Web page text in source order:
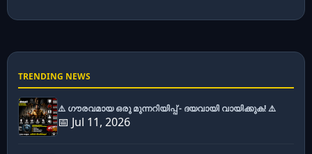
TRENDING NEWS
⚠️ ഗൗരവമായ ഒരു മുന്നറിയിപ്പ് - ദയവായി വായിക്കുക! ⚠️
📅 Jul 11, 2026